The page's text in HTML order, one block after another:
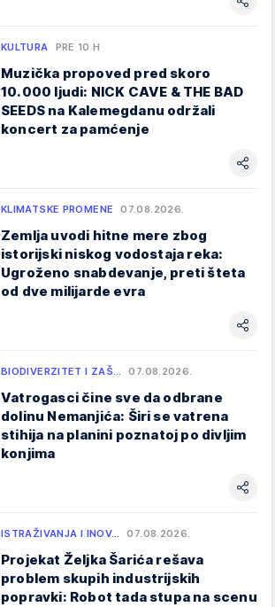
KULTURA PRE 10 H
Muzička propoved pred skoro
10.000 ljudi: NICK CAVE & THE BAD
SEEDS na Kalemegdanu održali
koncert za pamćenje
KLIMATSKE PROMENE 07.08.2026.
Zemlja uvodi hitne mere zbog
istorijski niskog vodostaja reka:
Ugroženo snabdevanje, preti šteta
od dve milijarde evra
BIODIVERZITET I ZAŠ… 07.08.2026.
Vatrogasci čine sve da odbrane
dolinu Nemanjića: Širi se vatrena
stihija na planini poznatoj po divljim
konjima
ISTRAŽIVANJA I INOV… 07.08.2026.
Projekat Željka Šarića rešava
problem skupih industrijskih
popravki: Robot tada stupa na scenu